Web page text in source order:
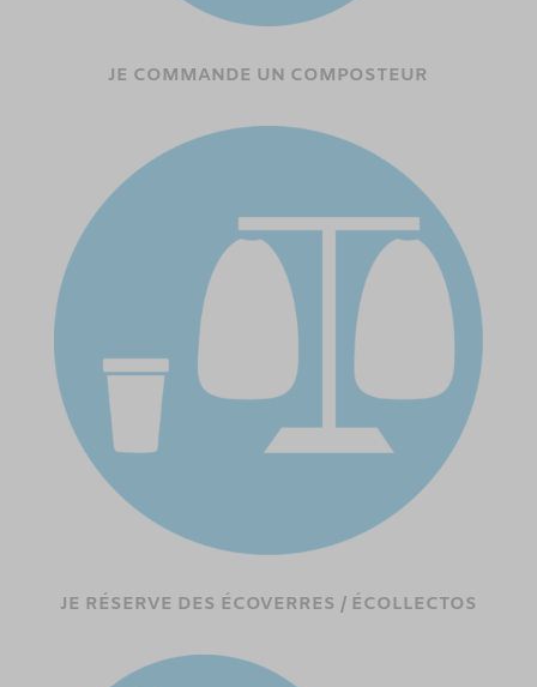
JE COMMANDE UN COMPOSTEUR
JE RÉSERVE DES ÉCOVERRES / ÉCOLLECTOS